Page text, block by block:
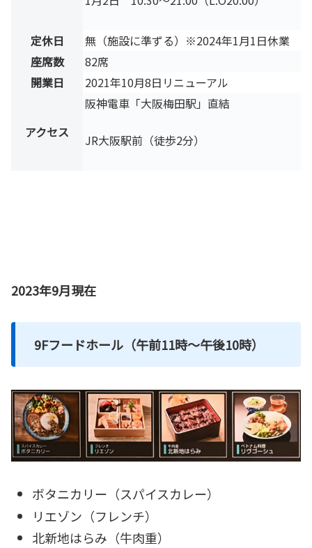
定休日
無（施設に準ずる）※2024年1月1日休業
座席数
82席
開業日
2021年10月8日リニューアル
アクセス
阪神電車「大阪梅田駅」直結
JR大阪駅前（徒歩2分）
2023年9月現在
9Fフードホール（午前11時～午後10時）
ボタニカリー（スパイスカレー）
リエゾン（フレンチ）
北新地はらみ（牛肉重）